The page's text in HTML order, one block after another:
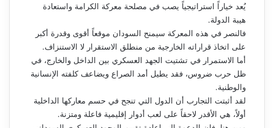
يُعد خياراً استراتيجياً يصب في مصلحة معركة الكرامة واستعادة
هيبة الدولة.
فالنصر في هذه المعركة سيمنح السودان موقعاً أقوى وقدرة أكبر
على اتخاذ قراراته الخارجية من منطلق الاستقرار لا الاستنزاف.
أما الاستمرار في تشتيت الجهد العسكري بين الداخل والخارج، في
ظل حرب ضروس، فقد يطيل أمد الصراع ويضاعف كلفته الإنسانية
والوطنية.
لقد أثبتت التجارب أن الدول التي تنجح في حسم معاركها الداخلية
أولاً، هي الأقدر لاحقاً على لعب أدوار إقليمية فاعلة ومتزنة.